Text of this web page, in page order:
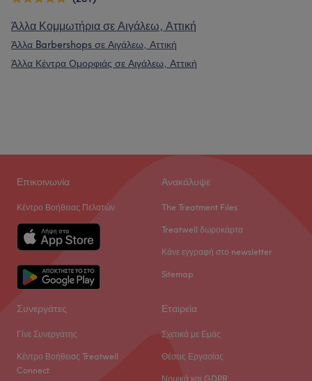
Άλλα Κομμωτήρια σε Αιγάλεω, Αττική
Άλλα Barbershops σε Αιγάλεω, Αττική
Άλλα Κέντρα Ομορφιάς σε Αιγάλεω, Αττική
Επικοινωνία
Κέντρο Βοήθειας Πελατών
Ανακάλυψε
The Treatment Files
Treatwell δωροκάρτα
Κάνε εγγραφή στο newsletter
Sitemap
Συνεργάτες
Γίνε Συνεργάτης
Κέντρο Βοήθειας Treatwell
Connect
Εταιρεία
Σχετικά με Εμάς
Θέσεις Εργασίας
Νομικά και GDPR